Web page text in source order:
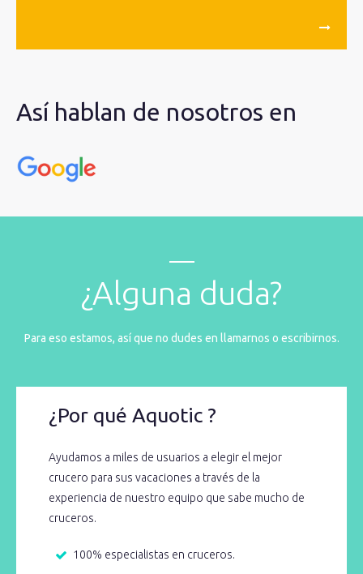
Así hablan de nosotros en
¿Alguna duda?
Para eso estamos, así que no dudes en llamarnos o escribirnos.
¿Por qué Aquotic ?
Ayudamos a miles de usuarios a elegir el mejor
crucero para sus vacaciones a través de la
experiencia de nuestro equipo que sabe mucho de
cruceros.
100% especialistas en cruceros.